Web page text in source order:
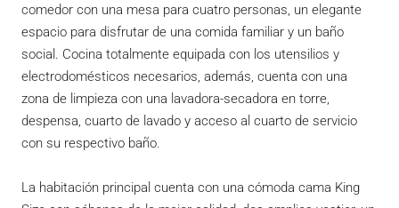
comedor con una mesa para cuatro personas, un elegante
espacio para disfrutar de una comida familiar y un baño
social. Cocina totalmente equipada con los utensilios y
electrodomésticos necesarios, además, cuenta con una
zona de limpieza con una lavadora-secadora en torre,
despensa, cuarto de lavado y acceso al cuarto de servicio
con su respectivo baño.
La habitación principal cuenta con una cómoda cama King